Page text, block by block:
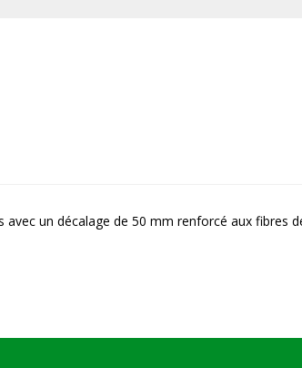
un décalage de 50 mm renforcé aux fibres